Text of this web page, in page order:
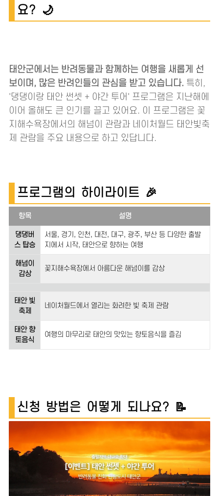
요? 🌙
태안군에서는 반려동물과 함께하는 여행을 새롭게 선
보이며, 많은 반려인들의 관심을 받고 있습니다. 특히,
'댕댕이랑 태안 썬셋 + 야간 투어' 프로그램은 지난해에
이어 올해도 큰 인기를 끌고 있어요. 이 프로그램은 꽃
지해수욕장에서의 해넘이 관람과 네이처월드 태안빛축
제 관람을 주요 내용으로 하고 있답니다.
프로그램의 하이라이트 🎉
항목 설명
댕댕버
스 탑승
서울, 경기, 인천, 대전, 대구, 광주, 부산 등 다양한 출발
지에서 시작, 태안으로 향하는 여행
해넘이
감상
꽃지해수욕장에서 아름다운 해넘이를 감상
태안 빛
축제
네이처월드에서 열리는 화려한 빛 축제 관람
태안 향
토음식
여행의 마무리로 태안의 맛있는 향토음식을 즐김
신청 방법은 어떻게 되나요? 📝